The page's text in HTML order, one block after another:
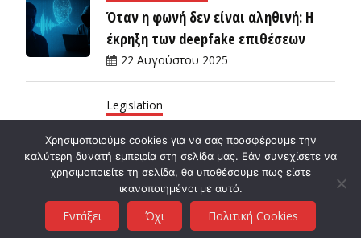
Όταν η φωνή δεν είναι αληθινή: Η
έκρηξη των deepfake επιθέσεων
22 Αυγούστου 2025
Legislation
πρακτικά για το απόρρητο και την
ασφάλεια των ηλεκτρονικών
επικοινωνιών;
18 Αυγούστου 2025
Χρησιμοποιούμε cookies για να σας προσφέρουμε την
καλύτερη δυνατή εμπειρία στη σελίδα μας. Εάν συνεχίσετε να
χρησιμοποιείτε τη σελίδα, θα υποθέσουμε πως είστε
ικανοποιημένοι με αυτό.
Εντάξει Όχι Πολιτική Cookies